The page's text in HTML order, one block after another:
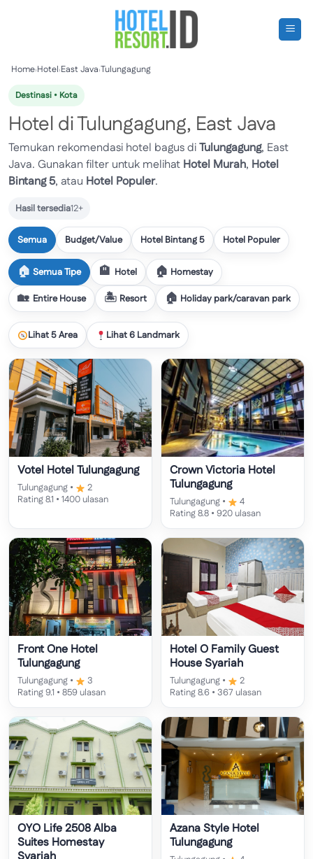
Home›Hotel›East Java›Tulungagung
Destinasi • Kota
Hotel di Tulungagung, East Java
Temukan rekomendasi hotel bagus diTulungagung, East
Java. Gunakan filter untuk melihat Hotel Murah, Hotel
Bintang 5, atau Hotel Populer.
Hasil tersedia12+
Semua Budget/Value Hotel Bintang 5 Hotel Populer
Semua Tipe Hotel Homestay
Entire House Resort Holiday park/caravan park
Lihat 5 Area Lihat 6 Landmark
Votel Hotel Tulungagung
Tulungagung •
2
Rating 8.1 • 1400 ulasan
Crown Victoria Hotel
Tulungagung
Tulungagung •
4
Rating 8.8 • 920 ulasan
Front One Hotel
Tulungagung
Tulungagung •
3
Rating 9.1 • 859 ulasan
Hotel O Family Guest
House Syariah
Tulungagung •
2
Rating 8.6 • 367 ulasan
OYO Life 2508 Alba
Suites Homestay
Azana Style Hotel
Tulungagung